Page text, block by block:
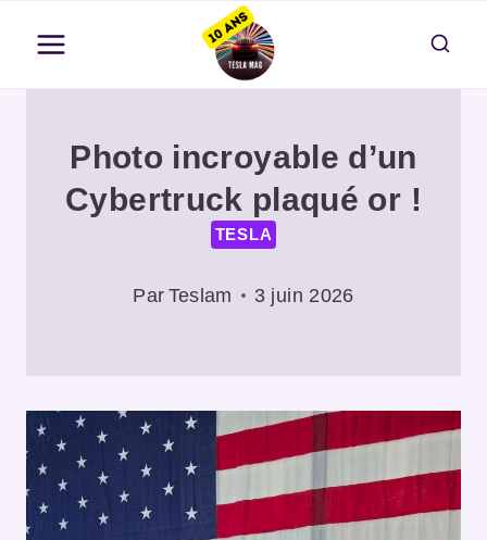
contenu
Photo incroyable d’un
Cybertruck plaqué or !
TESLA
Par Teslam 3 juin 2026